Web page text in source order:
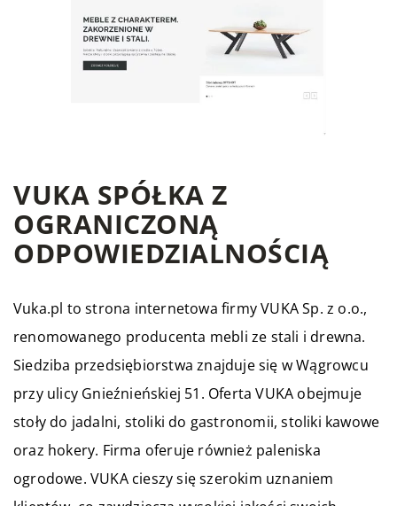
VUKA SPÓŁKA Z
OGRANICZONĄ
ODPOWIEDZIALNOŚCIĄ
Vuka.pl to strona internetowa firmy VUKA Sp. z o.o.,
renomowanego producenta mebli ze stali i drewna.
Siedziba przedsiębiorstwa znajduje się w Wągrowcu
przy ulicy Gnieźnieńskiej 51. Oferta VUKA obejmuje
stoły do jadalni, stoliki do gastronomii, stoliki kawowe
oraz hokery. Firma oferuje również paleniska
ogrodowe. VUKA cieszy się szerokim uznaniem